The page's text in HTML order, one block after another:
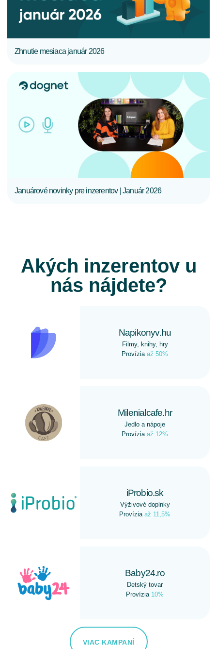
Zhnutie mesiaca január 2026
CELÝ ČLÁNOK
Januárové novinky pre inzerentov | Január 2026
Akých inzerentov u
nás nájdete?
Napikonyv.hu
Filmy, knihy, hry
Provízia až 50%
Milenialcafe.hr
Jedlo a nápoje
Provízia až 12%
iProbio.sk
Výživové doplnky
Provízia až 11,5%
Baby24.ro
Detský tovar
Provízia 10%
VIAC KAMPANÍ